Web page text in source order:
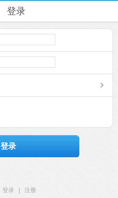
登录
登录
登录
注册